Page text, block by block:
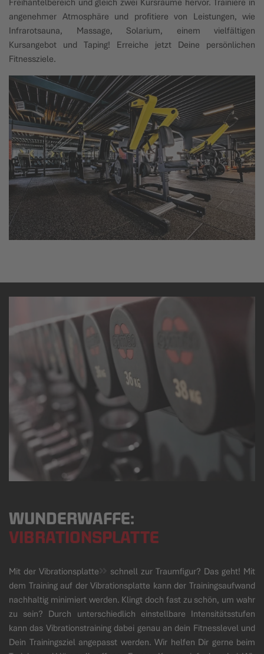
angenehmer Atmosphäre und profitiere von Leistungen, wie
Infrarotsauna, Massage, Solarium, einem vielfältigen
Kursangebot und Taping! Erreiche jetzt Deine persönlichen
Fitnessziele.
WUNDERWAFFE:
VIBRATIONSPLATTE
Mit der Vibrationsplatte
schnell zur Traumfigur? Das geht! Mit
dem Training auf der Vibrationsplatte kann der Trainingsaufwand
nachhaltig minimiert werden. Klingt doch fast zu schön, um wahr
zu sein? Durch unterschiedlich einstellbare Intensitätsstufen
kann das Vibrationstraining dabei genau an dein Fitnesslevel und
Dein Trainingsziel angepasst werden. Wir helfen Dir gerne beim